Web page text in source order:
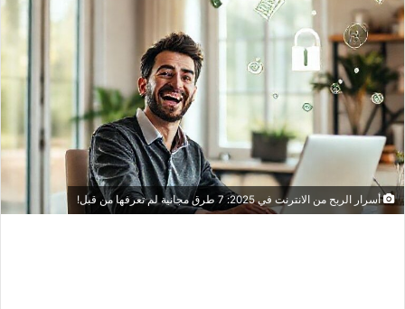
أسرار الربح من الانترنت في 2025: 7 طرق مجانية لم تعرفها من قبل!